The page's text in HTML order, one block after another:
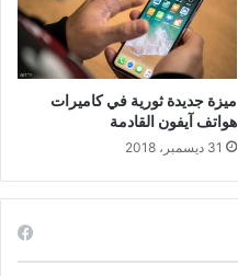
ميزة جديدة ثورية في كاميرات
هواتف آيفون القادمة
31 ديسمبر، 2018